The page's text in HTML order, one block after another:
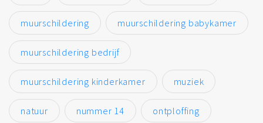
muurschildering muurschildering babykamer
muurschildering bedrijf
muurschildering kinderkamer muziek
natuur nummer 14 ontploffing